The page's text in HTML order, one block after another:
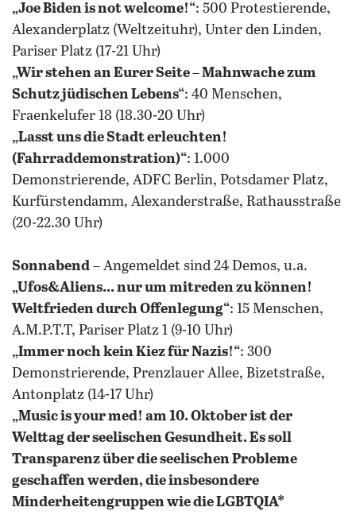
„Joe Biden is not welcome!“: 500 Protestierende,
Alexanderplatz (Weltzeituhr), Unter den Linden,
Pariser Platz (17-21 Uhr)
„Wir stehen an Eurer Seite – Mahnwache zum
Schutz jüdischen Lebens“: 40 Menschen,
Fraenkelufer 18 (18.30-20 Uhr)
„Lasst uns die Stadt erleuchten!
(Fahrraddemonstration)“: 1.000
Demonstrierende, ADFC Berlin, Potsdamer Platz,
Kurfürstendamm, Alexanderstraße, Rathausstraße
(20-22.30 Uhr)
Sonnabend – Angemeldet sind 24 Demos, u.a.
„Ufos&Aliens... nur um mitreden zu können!
Weltfrieden durch Offenlegung“: 15 Menschen,
A.M.P.T.T, Pariser Platz 1 (9-10 Uhr)
„Immer noch kein Kiez für Nazis!“: 300
Demonstrierende, Prenzlauer Allee, Bizetstraße,
Antonplatz (14-17 Uhr)
„Music is your med! am 10. Oktober ist der
Welttag der seelischen Gesundheit. Es soll
Transparenz über die seelischen Probleme
geschaffen werden, die insbesondere
Minderheitengruppen wie die LGBTQIA*